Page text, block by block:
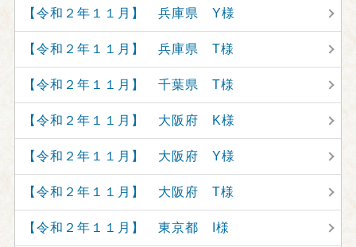
【令和２年１１月】 兵庫県 Y様
【令和２年１１月】 兵庫県 T様
【令和２年１１月】 千葉県 T様
【令和２年１１月】 大阪府 K様
【令和２年１１月】 大阪府 Y様
【令和２年１１月】 大阪府 T様
【令和２年１１月】 東京都 I様